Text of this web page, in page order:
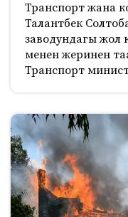
Транспорт жана
Талантбек
заводундагы жол
менен жеринен
Транспорт